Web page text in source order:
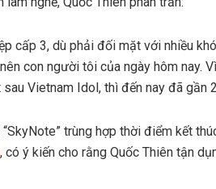
cấp 3, dù phải đối mặt với nhiều
con người tôi của ngày hôm nay.
Vietnam Idol, thì đến nay đã gần
trùng hợp thời điểm kết
, có ý kiến cho rằng Quốc Thiên tận